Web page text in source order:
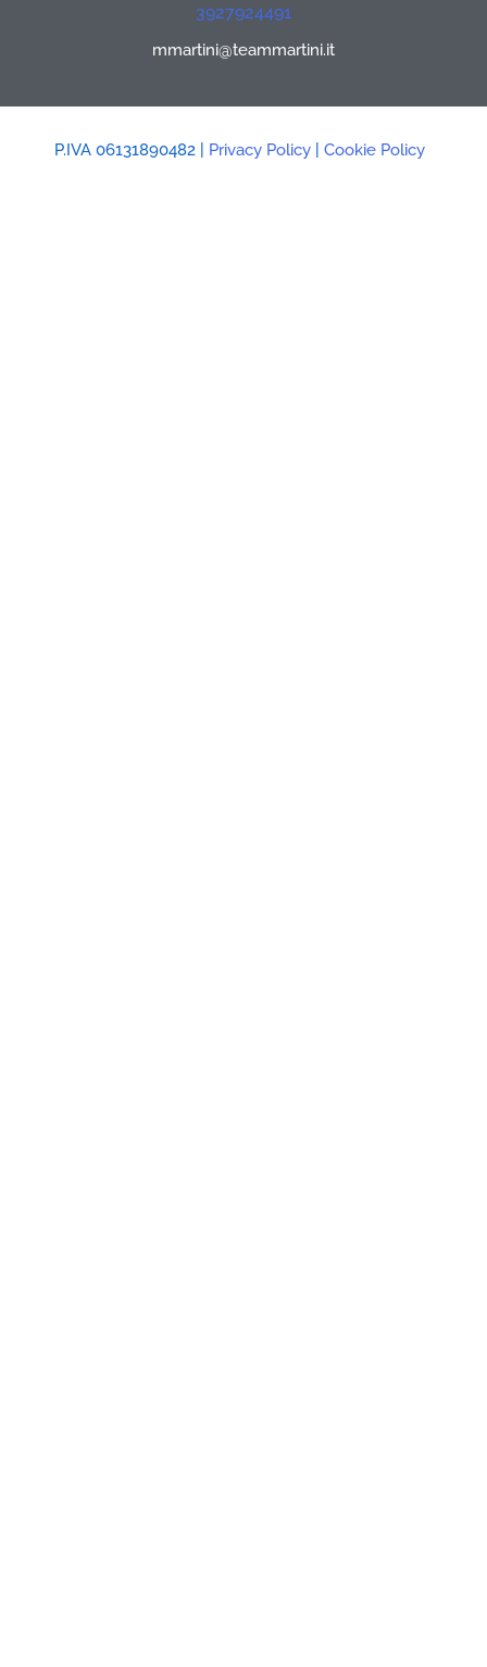
3927924491
mmartini@teammartini.it
P.IVA 06131890482 | Privacy Policy| Cookie Policy